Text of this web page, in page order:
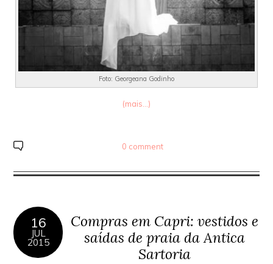
Foto: Georgeana Godinho
(mais…)
0 comment
16
JUL
2015
Compras em Capri: vestidos e
saídas de praia da Antica
Sartoria